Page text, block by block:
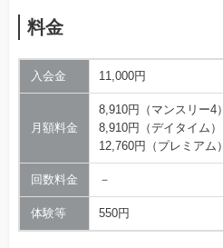
料金
入会金 11,000円
月額料金
8,910円（マンスリー4）
8,910円（デイタイム）
12,760円（プレミアム）
回数料金 －
体験等 550円